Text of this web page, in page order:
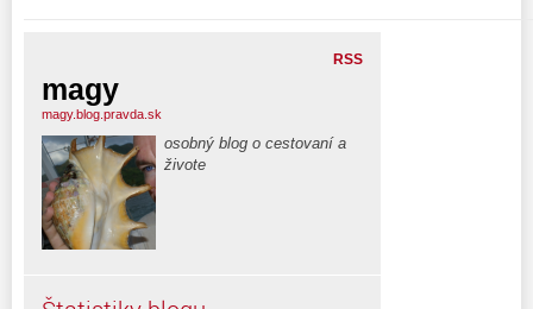
RSS
magy
magy.blog.pravda.sk
osobný blog o cestovaní a
živote